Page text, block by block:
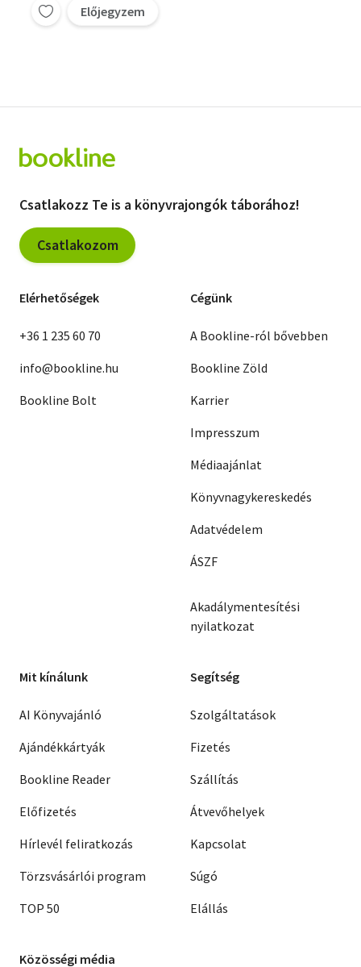
Előjegyzem
Csatlakozz Te is a könyvrajongók táborához!
Csatlakozom
Elérhetőségek
+36 1 235 60 70
info@bookline.hu
Bookline Bolt
Cégünk
A Bookline-ról bővebben
Bookline Zöld
Karrier
Impresszum
Médiaajánlat
Könyvnagykereskedés
Adatvédelem
ÁSZF
Akadálymentesítési
nyilatkozat
Mit kínálunk
AI Könyvajánló
Ajándékkártyák
Bookline Reader
Előfizetés
Hírlevél feliratkozás
Törzsvásárlói program
TOP 50
Segítség
Szolgáltatások
Fizetés
Szállítás
Átvevőhelyek
Kapcsolat
Súgó
Elállás
Közösségi média